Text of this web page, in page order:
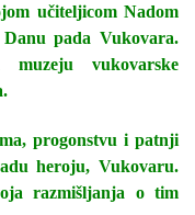
učiteljicom Nadom
pada Vukovara.
muzeju vukovarske
progonstvu i patnji
heroju, Vukovaru.
razmišljanja o tim